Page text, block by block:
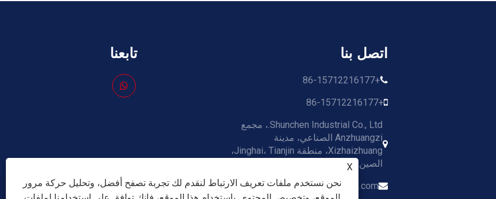
اتصل بنا
+86-15712216177
+86-15712216177
Shunchen Industrial Co., Ltd.، مجمع
Anzhuangzi الصناعي، مدينة
Xizhaizhuang، منطقة Jinghai، Tianjin،
الصين
max@shunchensteelmaterial.com
تابعنا
X
نحن نستخدم ملفات تعريف الارتباط لنقدم لك تجربة تصفح أفضل، وتحليل حركة مرور